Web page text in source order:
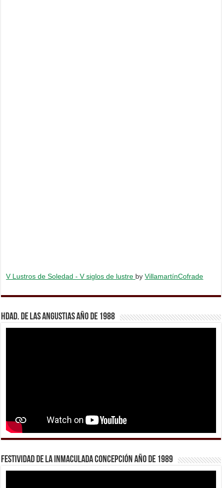
V Lustros de Soledad - V siglos de lustre byVillamartínCofrade
Hdad. de Las Angustias año de 1988
Festividad de la Inmaculada Concepción año de 1989